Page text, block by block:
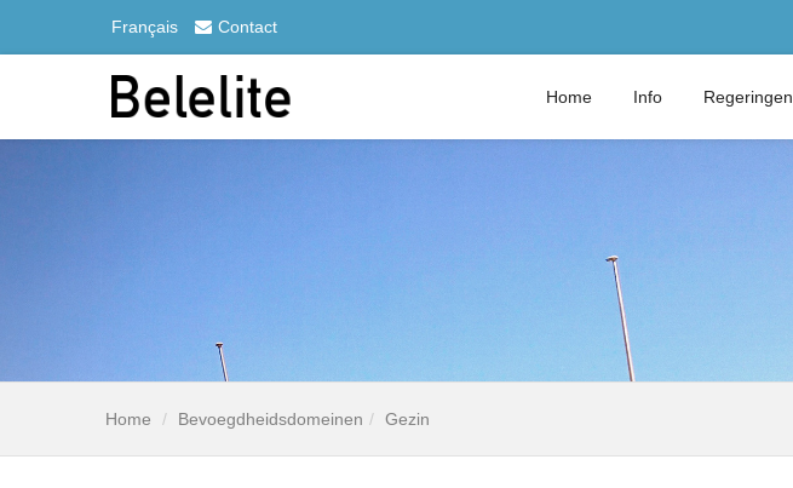
Français Contact
Home Info Regeringen
Home Bevoegdheidsdomeinen Gezin